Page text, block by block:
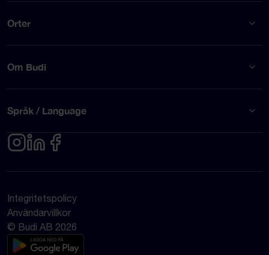
Orter
Om Budi
Språk / Language
Integritetspolicy
Användarvillkor
© Budi AB 2026